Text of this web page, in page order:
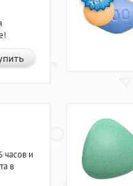
часов и
в